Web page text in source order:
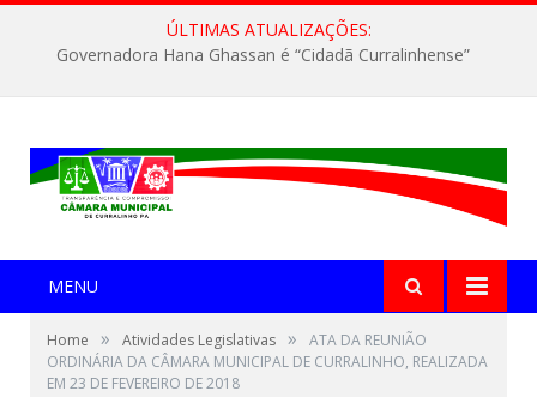
ÚLTIMAS ATUALIZAÇÕES:
Governadora Hana Ghassan é “Cidadã Curralinhense”
MENU
Home » Atividades Legislativas »
ATA DA REUNIÃO
ORDINÁRIA DA CÂMARA MUNICIPAL DE CURRALINHO, REALIZADA
EM 23 DE FEVEREIRO DE 2018